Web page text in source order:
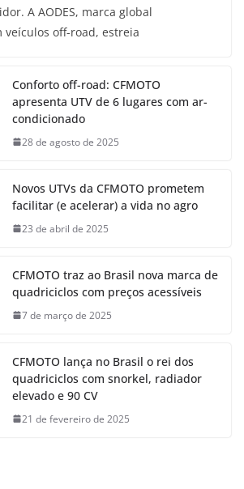
A AODES, marca global
veículos off-road, estreia
Conforto off-road: CFMOTO
apresenta UTV de 6 lugares com ar-
condicionado
28 de agosto de 2025
Novos UTVs da CFMOTO prometem
facilitar (e acelerar) a vida no agro
23 de abril de 2025
CFMOTO traz ao Brasil nova marca de
quadriciclos com preços acessíveis
7 de março de 2025
CFMOTO lança no Brasil o rei dos
quadriciclos com snorkel, radiador
elevado e 90 CV
21 de fevereiro de 2025